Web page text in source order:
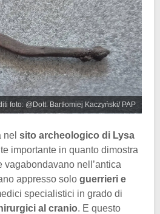
foto: @Dott. Bartłomiej Kaczyński/ PAP
nel sito archeologico di Lysa
importante in quanto dimostra
vagabondavano nell’antica
appresso solo guerrieri e
specialistici in grado di
al cranio. E questo